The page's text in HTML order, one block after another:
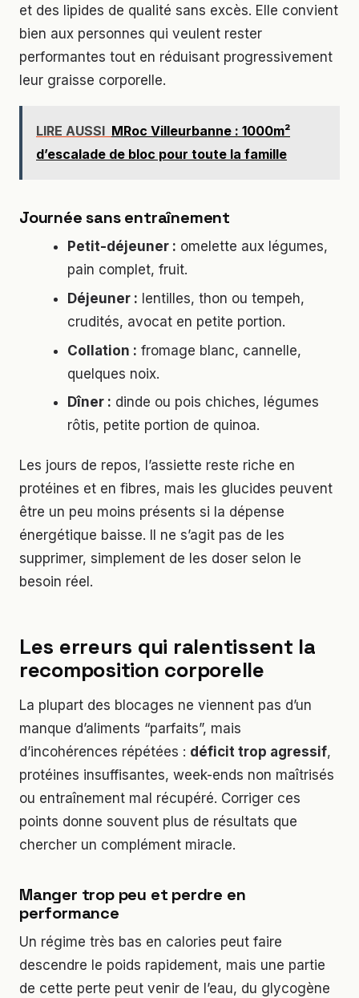
et des lipides de qualité sans excès. Elle convient
bien aux personnes qui veulent rester
performantes tout en réduisant progressivement
leur graisse corporelle.
LIRE AUSSI MRoc Villeurbanne : 1000m²
d’escalade de bloc pour toute la famille
Journée sans entraînement
Petit-déjeuner : omelette aux légumes,
pain complet, fruit.
Déjeuner : lentilles, thon ou tempeh,
crudités, avocat en petite portion.
Collation : fromage blanc, cannelle,
quelques noix.
Dîner : dinde ou pois chiches, légumes
rôtis, petite portion de quinoa.
Les jours de repos, l’assiette reste riche en
protéines et en fibres, mais les glucides peuvent
être un peu moins présents si la dépense
énergétique baisse. Il ne s’agit pas de les
supprimer, simplement de les doser selon le
besoin réel.
Les erreurs qui ralentissent la
recomposition corporelle
La plupart des blocages ne viennent pas d’un
manque d’aliments “parfaits”, mais
d’incohérences répétées : déficit trop agressif,
protéines insuffisantes, week-ends non maîtrisés
ou entraînement mal récupéré. Corriger ces
points donne souvent plus de résultats que
chercher un complément miracle.
Manger trop peu et perdre en
performance
Un régime très bas en calories peut faire
descendre le poids rapidement, mais une partie
de cette perte peut venir de l’eau, du glycogène